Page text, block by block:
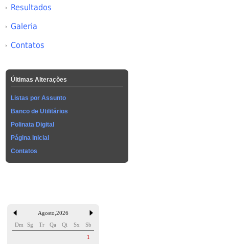
Resultados
Galeria
Contatos
Últimas Alterações
Listas por Assunto
Banco de Utilitários
Polinata Digital
Página Inicial
Contatos
Agosto ,2026
Dm
Sg Tr Qa Qi Sx
Sb
1